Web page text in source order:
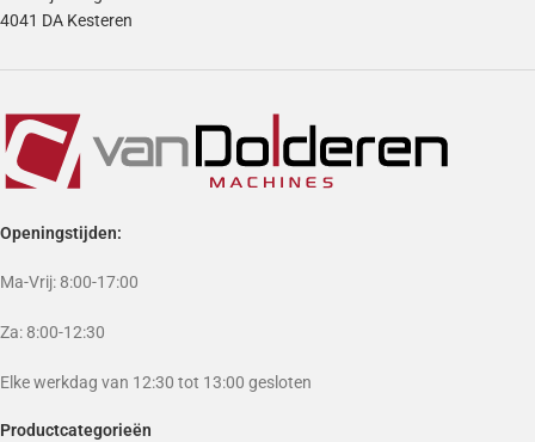
4041 DA Kesteren
Openingstijden:
Ma-Vrij: 8:00-17:00
Za: 8:00-12:30
Elke werkdag van 12:30 tot 13:00 gesloten
Productcategorieën